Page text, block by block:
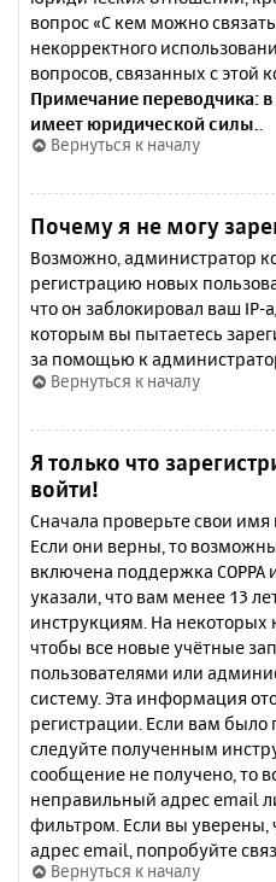
вопрос «С кем можно
некорректного
вопросов, связанных с этой
Примечание переводчика:
имеет юридической силы.
Вернуться к началу
Почему я не могу
Возможно, администратор
регистрацию новых
что он заблокировал ваш
которым вы пытаетесь
за помощью к
Вернуться к началу
Я только что
войти!
Сначала проверьте свои имя
Если они верны, то
включена поддержка
указали, что вам менее 13
инструкциям. На некоторых
чтобы все новые учётные
пользователями или
систему. Эта информация
регистрации. Если вам
следуйте полученным
сообщение не получено, то
неправильный адрес email
фильтром. Если вы уверены,
адрес email, попробуйте
Вернуться к началу